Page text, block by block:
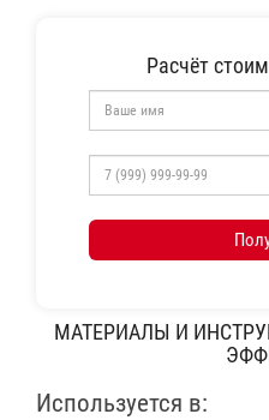
Расчёт
МАТЕРИАЛЫ И
Используется в: